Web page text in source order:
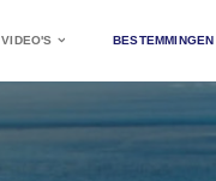
VIDEO'S BESTEMMINGEN